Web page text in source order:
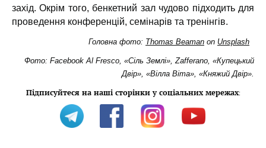
захід. Окрім того, бенкетний зал чудово підходить для
проведення конференцій, семінарів та тренінгів.
Головна фото: Thomas Beaman on Unsplash
Фото: Facebook Al Fresco, «Сіль Землі», Zafferano, «Купецький
Двір», «Вілла Віта», «Княжий Двір».
Підписуйтеся на наші сторінки у соціальних мережах: